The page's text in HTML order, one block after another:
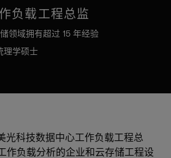
负载工程总监
领域拥有超过 15 年经验
理学硕士
光科技数据中心工作负载工程总
作负载分析的企业和云存储工程设